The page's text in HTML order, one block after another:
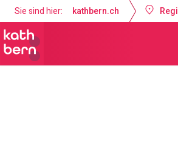
Sie sind hier: kathbern.ch